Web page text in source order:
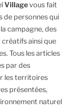
Villagevous fait
personnes qui
campagne, des
ainsi que
Tous les articles
par des
les territoires
présentées,
naturel